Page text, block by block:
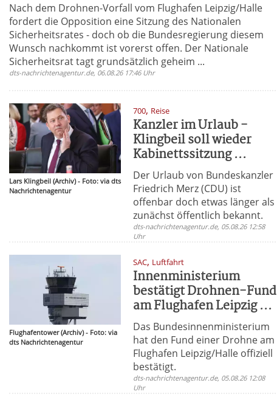
Nach dem Drohnen-Vorfall vom Flughafen Leipzig/Halle
fordert die Opposition eine Sitzung des Nationalen
Sicherheitsrates - doch ob die Bundesregierung diesem
Wunsch nachkommt ist vorerst offen. Der Nationale
Sicherheitsrat tagt grundsätzlich geheim ...
dts-nachrichtenagentur.de, 06.08.26 17:46 Uhr
Lars Klingbeil (Archiv) - Foto: via dts
Nachrichtenagentur
700, Reise
Kanzler im Urlaub -
Klingbeil soll wieder
Kabinettssitzung ...
Der Urlaub von Bundeskanzler
Friedrich Merz (CDU) ist
offenbar doch etwas länger als
zunächst öffentlich bekannt.
dts-nachrichtenagentur.de, 05.08.26 12:58
Uhr
Flughafentower (Archiv) - Foto: via
dts Nachrichtenagentur
SAC, Luftfahrt
Innenministerium
bestätigt Drohnen-Fund
am Flughafen Leipzig ...
Das Bundesinnenministerium
hat den Fund einer Drohne am
Flughafen Leipzig/Halle offiziell
bestätigt.
dts-nachrichtenagentur.de, 05.08.26 12:08
Uhr